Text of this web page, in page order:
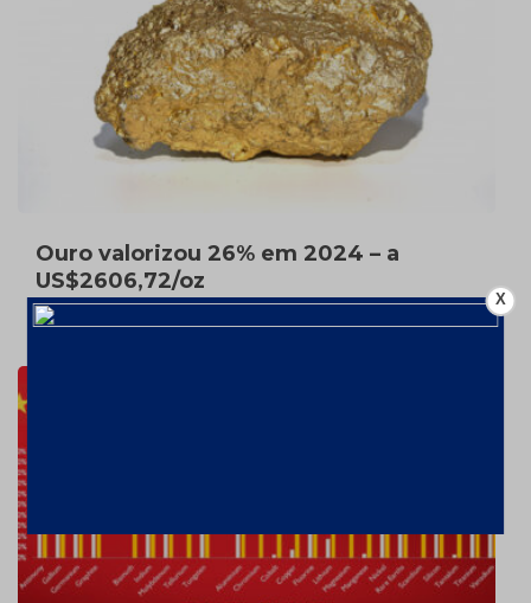
Ouro valorizou 26% em 2024 – a
US$2606,72/oz
7 de fevereiro de 2025
X